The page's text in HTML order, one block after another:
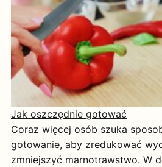
Jak oszczędnie gotować
Coraz więcej osób szuka
gotowanie, aby zredukować
zmniejszyć marnotrawstwo. W